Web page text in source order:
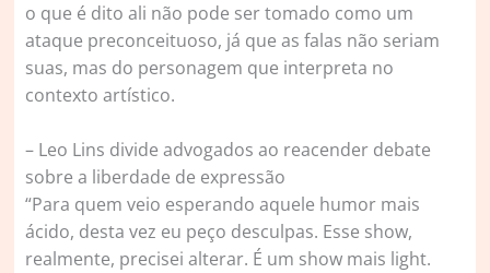
o que é dito ali não pode ser tomado como um
ataque preconceituoso, já que as falas não seriam
suas, mas do personagem que interpreta no
contexto artístico.
– Leo Lins divide advogados ao reacender debate
sobre a liberdade de expressão
“Para quem veio esperando aquele humor mais
ácido, desta vez eu peço desculpas. Esse show,
realmente, precisei alterar. É um show mais light.